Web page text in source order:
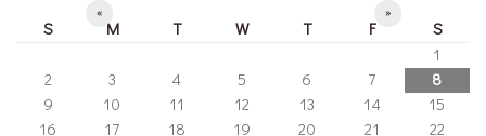
« »
S M T W T F
S
1
2
3 4 5 6 7
8
9
10 11 12 13 14
15
16
17 18 19 20 21
22